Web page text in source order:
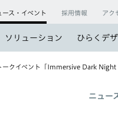
ソリューション ひらくデ
ース・イベント 採用情報 アク
ークイベント「Immersive Dark
ニュー